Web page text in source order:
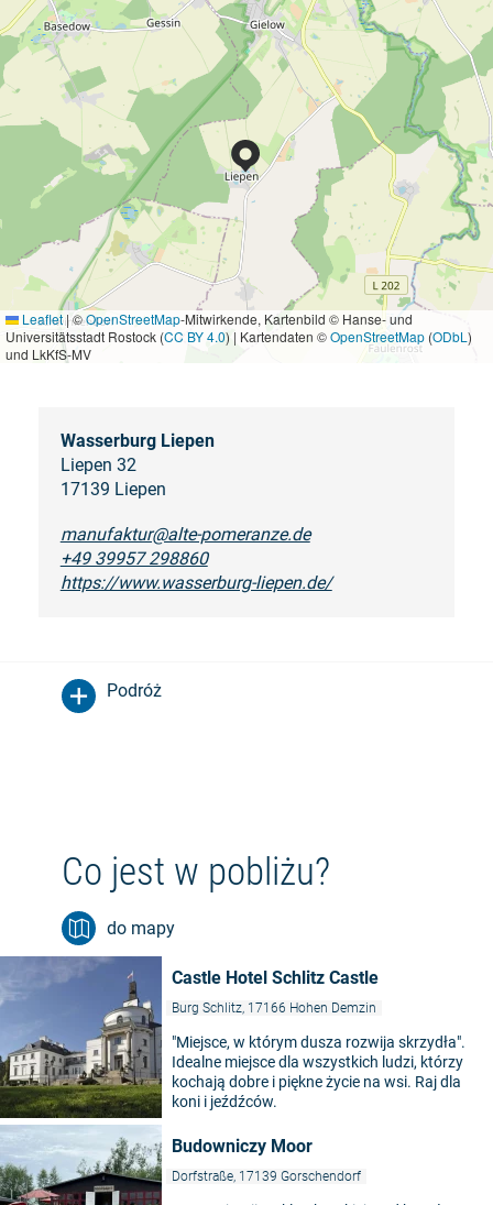
Leaflet |©OpenStreetMap-Mitwirkende, Kartenbild © Hanse- und
Universitätsstadt Rostock (CC BY 4.0) | Kartendaten ©OpenStreetMap (ODbL )
und LkKfS-MV
Wasserburg Liepen
Liepen 32
17139 Liepen
manufaktur@alte-pomeranze.de
+49 39957 298860
https://www.wasserburg-liepen.de/
Podróż
Co jest w pobliżu?
do mapy
Castle Hotel Schlitz Castle
Burg Schlitz, 17166 Hohen Demzin
"Miejsce, w którym dusza rozwija skrzydła".
Idealne miejsce dla wszystkich ludzi, którzy
kochają dobre i piękne życie na wsi. Raj dla
koni i jeźdźców.
Budowniczy Moor
Dorfstraße, 17139 Gorschendorf